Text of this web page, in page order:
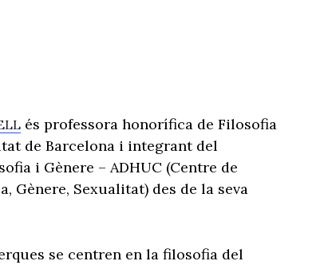
és professora honorífica de Filosofia
de Barcelona i integrant del
i Gènere – ADHUC (Centre de
Gènere, Sexualitat) des de la seva
se centren en la filosofia del